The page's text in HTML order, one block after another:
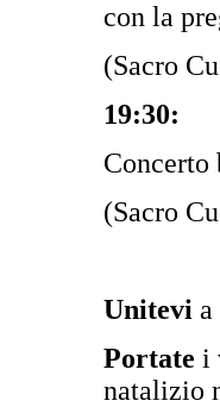
con la
(Sacro
19:30:
Concerto
(Sacro
Unitevi
Portate i
natalizio